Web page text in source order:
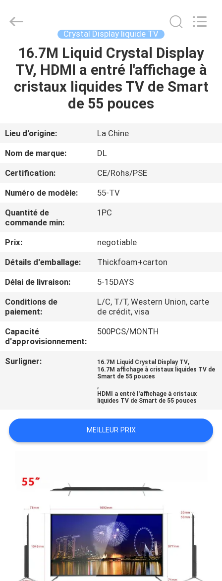
MAISON
PRODUITS
SHOW
SUJET
DE
NOUS
VISITE
D'USINE
CONTRÔLE
DE
QUALITÉ
CONTACTEZ-
DEMANDEZ
CITATION
PLAN
SITE
PRIVACY
Display
Labs
Crystal Display liquide TV
16.7M Liquid Crystal Display
TV, HDMI a entré l'affichage à
cristaux liquides TV de Smart
de 55 pouces
Lieu d'origine:
La Chine
Nom de marque:
DL
Certification:
CE/Rohs/PSE
Numéro de modèle:
55-TV
Quantité de
commande min:
1PC
Prix:
negotiable
Détails d'emballage:
Thickfoam+carton
Délai de livraison:
5-15DAYS
Conditions de
paiement:
L/C, T/T, Western Union, carte
de crédit, visa
Capacité
d'approvisionnement:
500PCS/MONTH
Surligner: 16.7M Liquid Crystal Display TV,
16.7M affichage à cristaux liquides TV de
Smart de 55 pouces
,
HDMI a entré l'affichage à cristaux
liquides TV de Smart de 55 pouces
MEILLEUR PRIX